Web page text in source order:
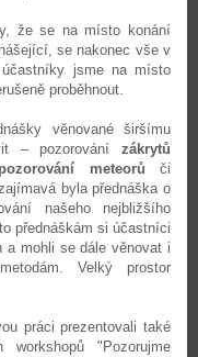
že se na místo konání
se nakonec vše v
jsme na místo
proběhnout.
věnované širšímu
– pozorování zákrytů
pozorování meteorů či
byla přednáška o
našeho nejbližšího
přednáškám si účastníci
a mohli se dále věnovat i
Velký prostor
práci prezentovali také
"Pozorujme